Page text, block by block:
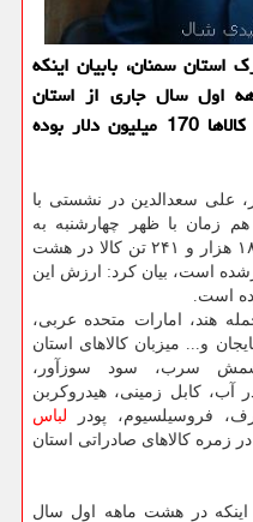
سمنان، بابیان اینكه
اول سال جاری از استان
صادرشد، اظهار داشت: ارزش این كالاها 170 میلیون دلار بوده
علی سعدالدین در نشستی با
زمان با ظهر چهارشنبه به
میزبانی گمرك سمنان بابیان اینكه ۱۸۲ هزار و ۲۴۱ تن كالا در هشت
از استان صادرشده است، بیان كرد: ارزش این
جهان ازجمله هند، امارات متحده عربی،
و... میزبان كالاهای استان
شمش سرب، سود سوزآور،
كابل زمینی، هیدروكربن
فروسیلسیوم، پودر لباس
كالاهای صادراتی استان
اینكه در هشت ماهه اول سال